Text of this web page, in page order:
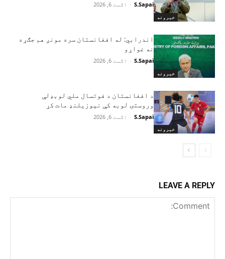
خبرونه
S.Sapai
- اګست 6, 2026
خبرونه
اندرابي: له افغانستان سره مونږ هم جګړه
نه غواړو
S.Sapai
- اګست 6, 2026
خبرونه
د افغانستان د فوتسال ملي لوبډلې
وروستۍ لوبه کې نیوزیلنډ مات کړ
S.Sapai
- اګست 6, 2026
LEAVE A REPLY